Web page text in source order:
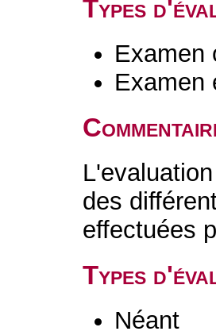
Types
Examen
Examen
des
effectuées
Types
Néant